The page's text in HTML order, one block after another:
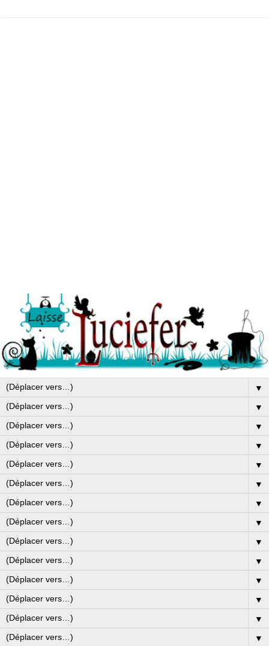
▼
▼
▼
▼
▼
▼
▼
▼
▼
▼
▼
▼
▼
▼